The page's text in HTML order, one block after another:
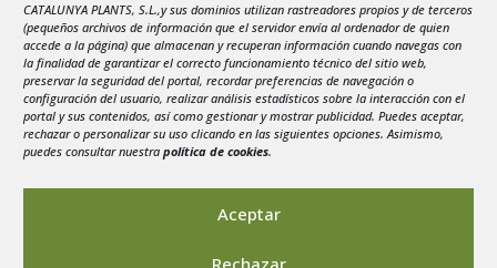
CATALUNYA PLANTS, S.L.,y sus dominios utilizan rastreadores propios y de terceros
(pequeños archivos de información que el servidor envía al ordenador de quien
accede a la página) que almacenan y recuperan información cuando navegas con
la finalidad de garantizar el correcto funcionamiento técnico del sitio web,
preservar la seguridad del portal, recordar preferencias de navegación o
configuración del usuario, realizar análisis estadísticos sobre la interacción con el
portal y sus contenidos, así como gestionar y mostrar publicidad. Puedes aceptar,
rechazar o personalizar su uso clicando en las siguientes opciones. Asimismo,
puedes consultar nuestra política de cookies.
Aceptar
Rechazar
1
2
3
4 5 6 7 8
9
10
11 12 13 14 15
16
17
18 19 20 21 22
23
24
25 26 27
31